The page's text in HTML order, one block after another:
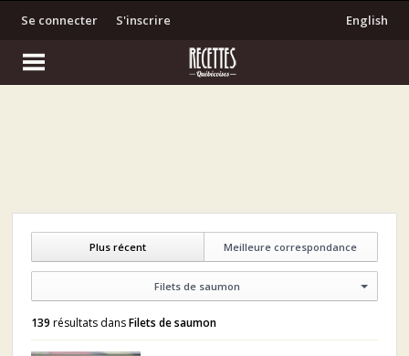
S'inscrire
Se connecter English
Meilleure correspondance
Plus récent
Filets de saumon
139 résultats dansFilets de saumon